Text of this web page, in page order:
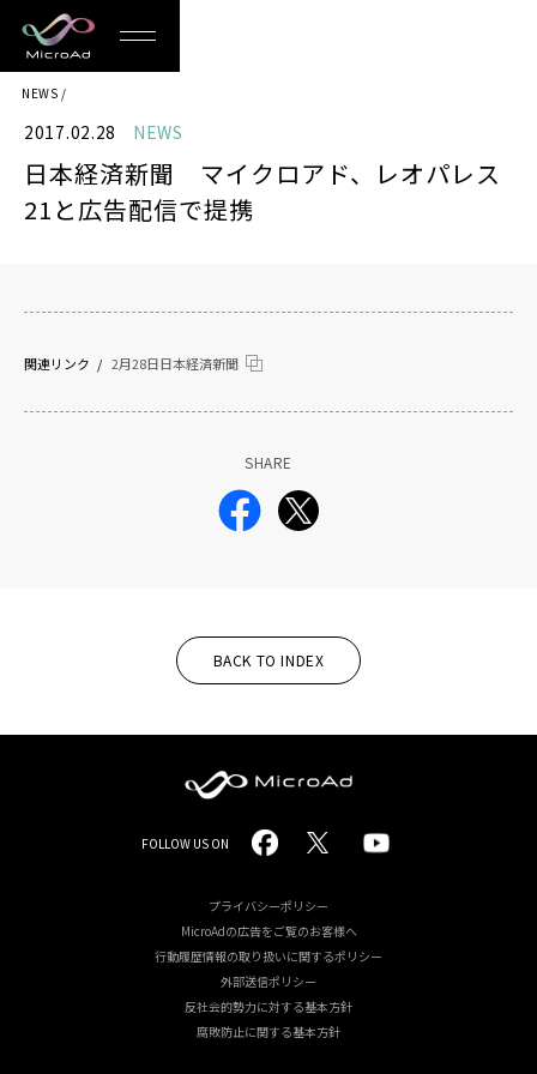
MicroAd
-
Redesigning
the
NEWS
2017.02.28 NEWS
日本経済新聞 マイクロアド、レオパレス
21と広告配信で提携
関連リンク 2月28日日本経済新聞
SHARE
BACK TO INDEX
MicroAd
-
Redesigning
the
Future
Life
FOLLOW US ON
プライバシーポリシー
MicroAdの広告をご覧のお客様へ
行動履歴情報の取り扱いに関するポリシー
外部送信ポリシー
反社会的勢力に対する基本方針
腐敗防止に関する基本方針